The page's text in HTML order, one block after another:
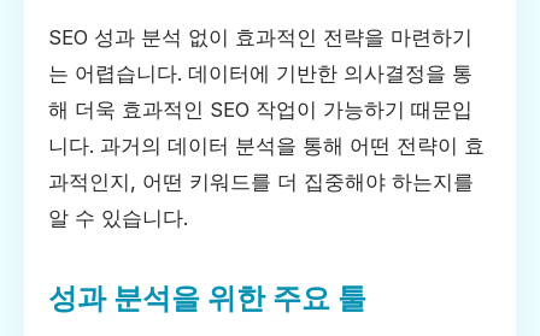
SEO 성과 분석 없이 효과적인 전략을 마련하기
는 어렵습니다. 데이터에 기반한 의사결정을 통
해 더욱 효과적인 SEO 작업이 가능하기 때문입
니다. 과거의 데이터 분석을 통해 어떤 전략이 효
과적인지, 어떤 키워드를 더 집중해야 하는지를
알 수 있습니다.
성과 분석을 위한 주요 툴